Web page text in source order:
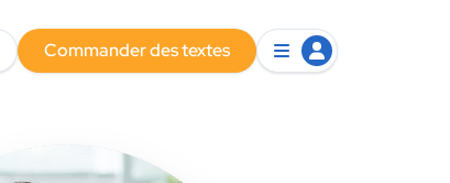
Commander des textes